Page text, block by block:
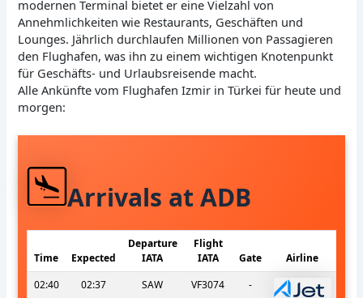
modernen Terminal bietet er eine Vielzahl von
Annehmlichkeiten wie Restaurants, Geschäften und
Lounges. Jährlich durchlaufen Millionen von Passagieren
den Flughafen, was ihn zu einem wichtigen Knotenpunkt
für Geschäfts- und Urlaubsreisende macht.
Alle Ankünfte vom Flughafen Izmir in Türkei für heute und
morgen:
Arrivals at ADB
Time Expected
Departure
IATA
Flight
IATA
Gate
Airline
02:40
02:37 SAW VF3074 -